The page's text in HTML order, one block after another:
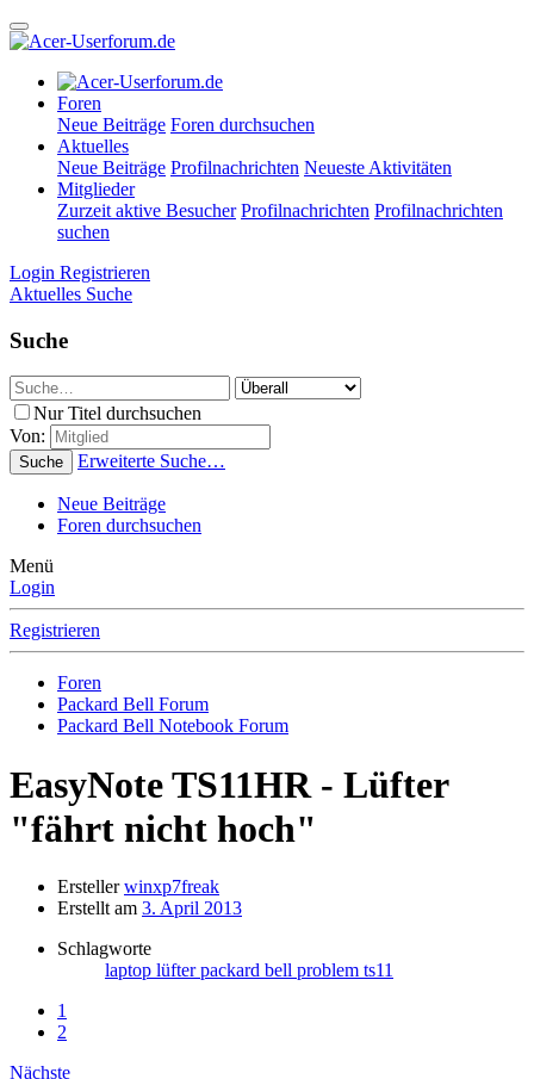
Foren
Neue Beiträge Foren durchsuchen
Aktuelles
Neue Beiträge Profilnachrichten Neueste Aktivitäten
Mitglieder
Zurzeit aktive Besucher Profilnachrichten Profilnachrichten
suchen
Login Registrieren
Aktuelles Suche
Suche
Nur Titel durchsuchen
Von:
Suche Erweiterte Suche…
Neue Beiträge
Foren durchsuchen
Menü
Login
Registrieren
Foren
Packard Bell Forum
Packard Bell Notebook Forum
EasyNote TS11HR - Lüfter
"fährt nicht hoch"
Ersteller winxp7freak
Erstellt am 3. April 2013
Schlagworte
laptop lüfterpackard bell problem ts11
1
2
Nächste